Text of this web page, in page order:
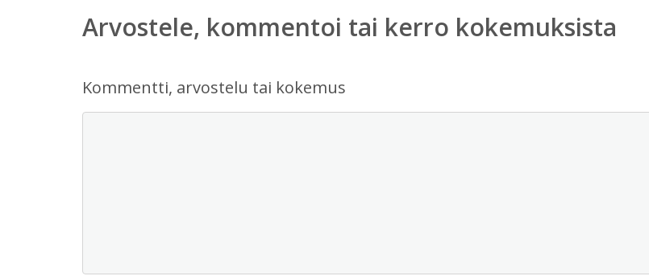
Arvostele, kommentoi tai kerro kokemuksista
Kommentti, arvostelu tai kokemus